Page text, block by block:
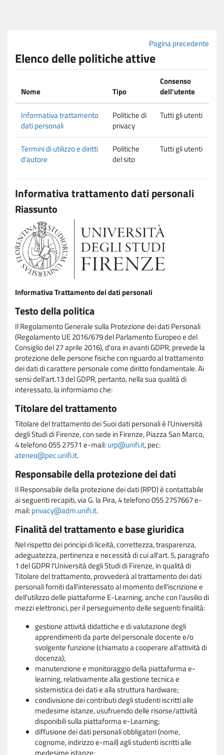
Pagina precedente
Elenco delle politiche attive
Nome Tipo
Consenso
dell'utente
Informativa trattamento
dati personali
Politiche di
privacy
Tutti gli utenti
Termini di utilizzo e diritti
d'autore
Politiche
del sito
Tutti gli utenti
Informativa trattamento dati personali
Riassunto
Informativa Trattamento dei dati personali
Testo della politica
Il Regolamento Generale sulla Protezione dei dati Personali
(Regolamento UE 2016/679 del Parlamento Europeo e del
Consiglio del 27 aprile 2016), d'ora in avanti GDPR, prevede la
protezione delle persone fisiche con riguardo al trattamento
dei dati di carattere personale come diritto fondamentale. Ai
sensi dell'art.13 del GDPR, pertanto, nella sua qualità di
interessato, la informiamo che:
Titolare del trattamento
Titolare del trattamento dei Suoi dati personali è l'Università
degli Studi di Firenze, con sede in Firenze, Piazza San Marco,
4 telefono 055 27571 e-mail:urp@unifi.it, pec:
ateneo@pec.unifi.it.
Responsabile della protezione dei dati
Il Responsabile della protezione dei dati (RPD) è contattabile
ai seguenti recapiti, via G. la Pira, 4 telefono 055 2757667 e-
mail:privacy@adm.unifi.it.
Finalità del trattamento e base giuridica
Nel rispetto dei principi di liceità, correttezza, trasparenza,
adeguatezza, pertinenza e necessità di cui all'art. 5, paragrafo
1 del GDPR l'Università degli Studi di Firenze, in qualità di
Titolare del trattamento, provvederà al trattamento dei dati
personali forniti dall'interessato al momento dell'iscrizione e
dell'utilizzo delle piattaforme E-Learning, anche con l'ausilio di
mezzi elettronici, per il perseguimento delle seguenti finalità:
gestione attività didattiche e di valutazione degli
apprendimenti da parte del personale docente e/o
svolgente funzione (chiamato a cooperare all'attività di
docenza);
manutenzione e monitoraggio della piattaforma e-
learning, relativamente alla gestione tecnica e
sistemistica dei dati e alla struttura hardware;
condivisione dei contributi degli studenti iscritti alle
medesime istanze, usufruendo delle risorse/attività
disponibili sulla piattaforma e-Learning;
diffusione dei dati personali obbligatori (nome,
cognome, indirizzo e-mail) agli studenti iscritti alle
medesime istanze;